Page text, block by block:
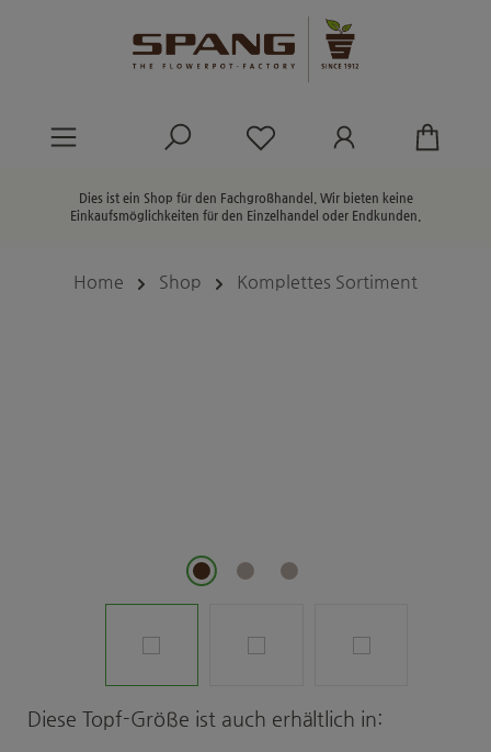
Du hast 0 Produkte
Dies ist ein Shop für den Fachgroßhandel. Wir bieten keine
Einkaufsmöglichkeiten für den Einzelhandel oder Endkunden.
Home Shop Komplettes Sortiment
Produktgalerie überspringen
Diese Topf-Größe ist auch erhältlich in: